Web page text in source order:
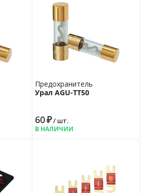
Предохранитель
Урал AGU-TT50
60₽/ шт.
В НАЛИЧИИ